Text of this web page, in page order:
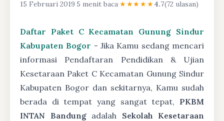
15 Februari 2019·5 menit baca·★★★★★4.7(72 ulasan)
Daftar Paket C Kecamatan Gunung Sindur
Kabupaten Bogor - Jika Kamu sedang mencari
informasi Pendaftaran Pendidikan & Ujian
Kesetaraan Paket C Kecamatan Gunung Sindur
Kabupaten Bogor dan sekitarnya, Kamu sudah
berada di tempat yang sangat tepat, PKBM
INTAN Bandungadalah Sekolah Kesetaraan